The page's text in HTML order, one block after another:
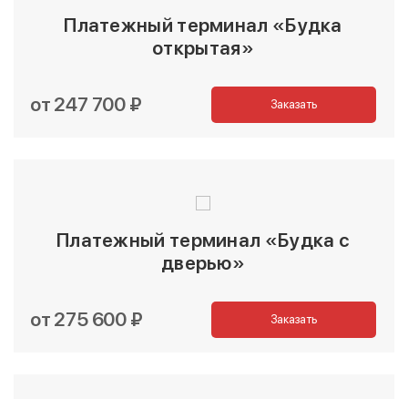
Платежный терминал «Будка
открытая»
от 247 700 ₽ Заказать
Платежный терминал «Будка с
дверью»
от 275 600 ₽ Заказать